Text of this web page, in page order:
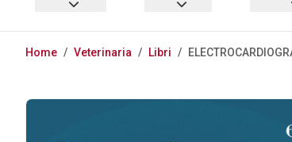
Home / Veterinaria / Libri /